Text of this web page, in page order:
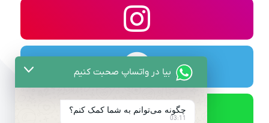
بیا در واتساپ صحبت کنیم
چگونه می‌توانم به شما کمک کنم؟
03:11